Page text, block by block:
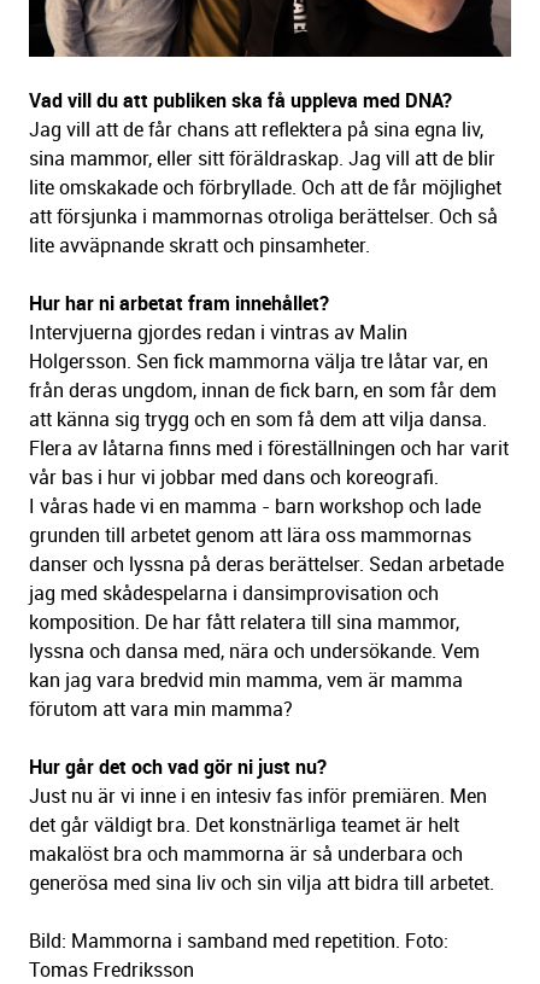
Vad vill du att publiken ska få uppleva med DNA?
Jag vill att de får chans att reflektera på sina egna liv,
sina mammor, eller sitt föräldraskap. Jag vill att de blir
lite omskakade och förbryllade. Och att de får möjlighet
att försjunka i mammornas otroliga berättelser. Och så
lite avväpnande skratt och pinsamheter.
Hur har ni arbetat fram innehållet?
Intervjuerna gjordes redan i vintras av Malin
Holgersson. Sen fick mammorna välja tre låtar var, en
från deras ungdom, innan de fick barn, en som får dem
att känna sig trygg och en som få dem att vilja dansa.
Flera av låtarna finns med i föreställningen och har varit
vår bas i hur vi jobbar med dans och koreografi.
I våras hade vi en mamma - barn workshop och lade
grunden till arbetet genom att lära oss mammornas
danser och lyssna på deras berättelser. Sedan arbetade
jag med skådespelarna i dansimprovisation och
komposition. De har fått relatera till sina mammor,
lyssna och dansa med, nära och undersökande. Vem
kan jag vara bredvid min mamma, vem är mamma
förutom att vara min mamma?
Hur går det och vad gör ni just nu?
Just nu är vi inne i en intesiv fas inför premiären. Men
det går väldigt bra. Det konstnärliga teamet är helt
makalöst bra och mammorna är så underbara och
generösa med sina liv och sin vilja att bidra till arbetet.
Bild: Mammorna i samband med repetition. Foto:
Tomas Fredriksson